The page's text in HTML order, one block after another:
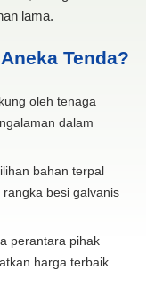
lama.
Tenda?
oleh tenaga
dalam
bahan terpal
besi galvanis
perantara pihak
harga terbaik